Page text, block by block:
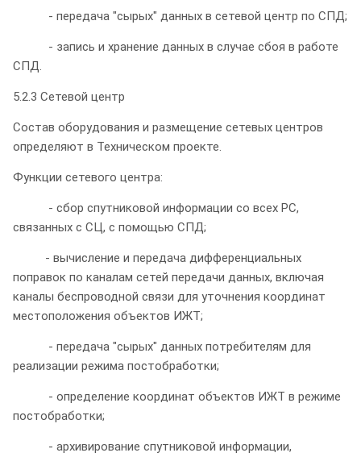
- передача "сырых" данных в сетевой центр по СПД;
- запись и хранение данных в случае сбоя в работе
СПД.
5.2.3 Сетевой центр
Состав оборудования и размещение сетевых центров
определяют в Техническом проекте.
Функции сетевого центра:
- сбор спутниковой информации со всех РС,
связанных с СЦ, с помощью СПД;
- вычисление и передача дифференциальных
поправок по каналам сетей передачи данных, включая
каналы беспроводной связи для уточнения координат
местоположения объектов ИЖТ;
- передача "сырых" данных потребителям для
реализации режима постобработки;
- определение координат объектов ИЖТ в режиме
постобработки;
- архивирование спутниковой информации,